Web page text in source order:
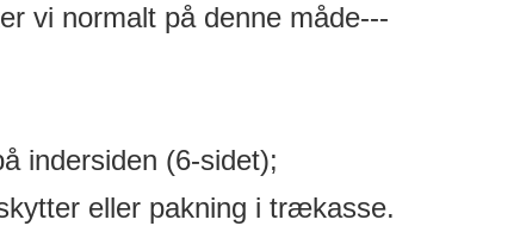
vi normalt på denne måde---
indersiden (6-sidet);
eller pakning i trækasse.